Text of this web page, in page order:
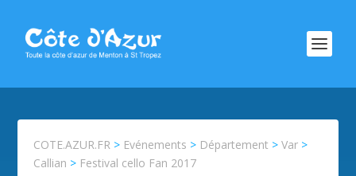
COTE.AZUR.FR > Evénements > Département >Var >
Callian > Festival cello Fan 2017